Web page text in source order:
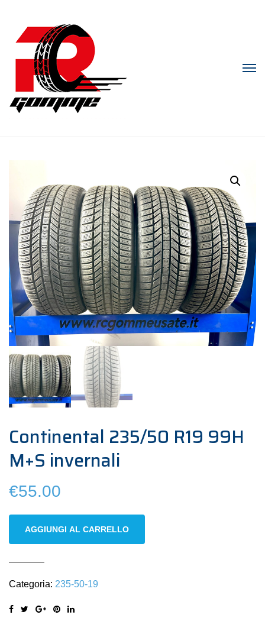
Continental 235/50 R19 99H
M+S invernali
€55.00
M+S
AGGIUNGI AL CARRELLO
Categoria: 235-50-19